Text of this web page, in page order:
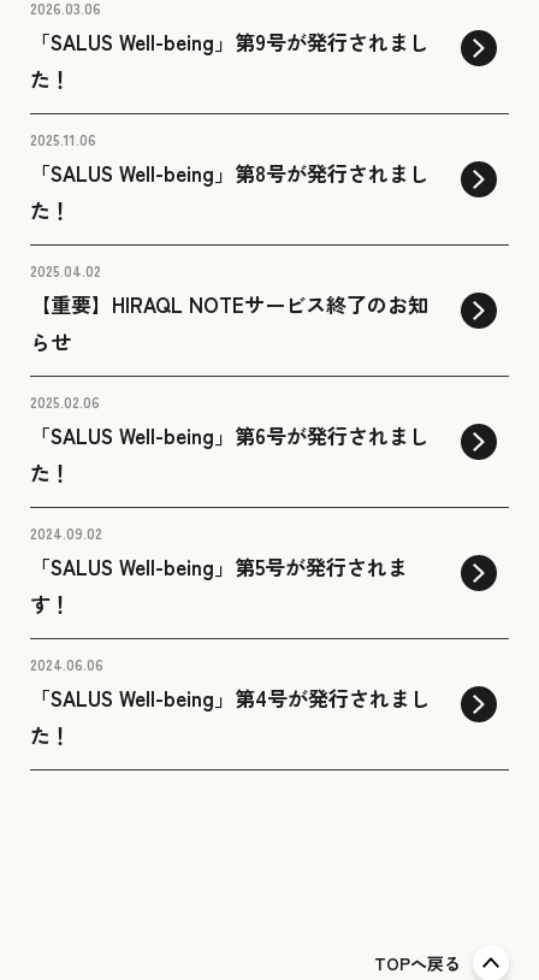
2026.03.06
「SALUS Well-being」第9号が発行されまし
た！
2025.11.06
「SALUS Well-being」第8号が発行されまし
た！
2025.04.02
【重要】HIRAQL NOTEサービス終了のお知
らせ
2025.02.06
「SALUS Well-being」第6号が発行されまし
た！
2024.09.02
「SALUS Well-being」第5号が発行されま
す！
2024.06.06
「SALUS Well-being」第4号が発行されまし
た！
TOPへ戻る